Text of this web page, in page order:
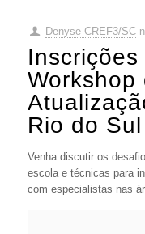
Denyse CREF3/SC
Workshop
Rio do Sul
Venha discutir os
escola e técnicas para
com especialistas nas